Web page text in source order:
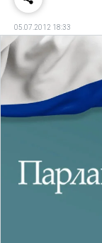
05.07.2012 18:33